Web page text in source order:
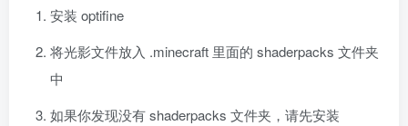
安装 optifine
将光影文件放入 .minecraft 里面的 shaderpacks 文件夹
中
如果你发现没有 shaderpacks 文件夹，请先安装